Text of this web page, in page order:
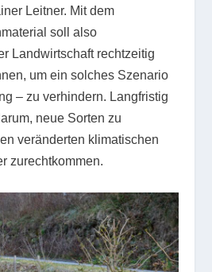
Leitner. Mit dem
soll also
Landwirtschaft rechtzeitig
um ein solches Szenario
– zu verhindern. Langfristig
neue Sorten zu
veränderten klimatischen
zurechtkommen.